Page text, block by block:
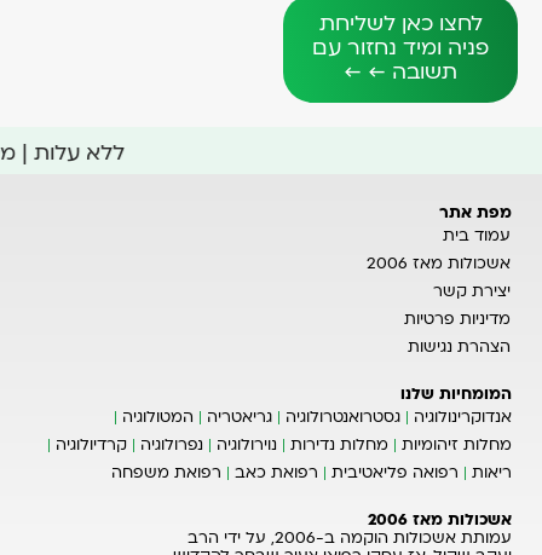
לחצו כאן לשליחת
פניה ומיד נחזור עם
תשובה ← ←
ללא עלות
מפת אתר
עמוד בית
אשכולות מאז 2006
יצירת קשר
מדיניות פרטיות
הצהרת נגישות
המומחיות שלנו
אנדוקרינולוגיה
גסטרואנטרולוגיה גריאטריה
המטולוגיה
מחלות זיהומיות
מחלות נדירות נוירולוגיה נפרולוגיה
קרדיולוגיה
ריאות
רפואה פליאטיבית רפואת כאב רפואת משפחה
אשכולות מאז 2006
עמותת אשכולות הוקמה ב-2006, על ידי הרב